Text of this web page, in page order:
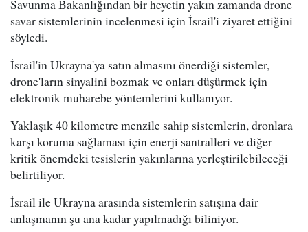
Savunma Bakanlığından bir heyetin yakın zamanda drone
savar sistemlerinin incelenmesi için İsrail'i ziyaret ettiğini
söyledi.
İsrail'in Ukrayna'ya satın almasını önerdiği sistemler,
drone'ların sinyalini bozmak ve onları düşürmek için
elektronik muharebe yöntemlerini kullanıyor.
Yaklaşık 40 kilometre menzile sahip sistemlerin, dronlara
karşı koruma sağlaması için enerji santralleri ve diğer
kritik önemdeki tesislerin yakınlarına yerleştirilebileceği
belirtiliyor.
İsrail ile Ukrayna arasında sistemlerin satışına dair
anlaşmanın şu ana kadar yapılmadığı biliniyor.